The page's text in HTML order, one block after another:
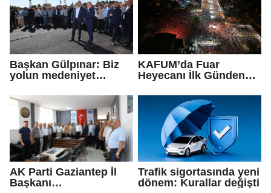
Başkan Gülpınar: Biz
yolun medeniyet
KAFUM’da Fuar
Heyecanı İlk Günden
AK Parti Gaziantep İl
Başkanı
Trafik sigortasında yeni
dönem: Kurallar değişti